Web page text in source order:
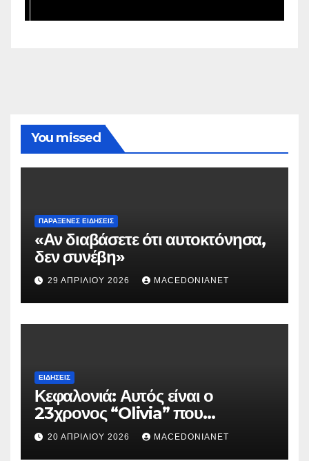
You missed
ΠΑΡΆΞΕΝΕΣ ΕΙΔΉΣΕΙΣ
«Αν διαβάσετε ότι αυτοκτόνησα,
δεν συνέβη»
29 ΑΠΡΙΛΊΟΥ 2026 MACEDONIANET
ΕΙΔΉΣΕΙΣ
Κεφαλονιά: Αυτός είναι ο
23χρονος “Olivia” που
κατηγορείται για τον θάνατο της
Μυρτούς
20 ΑΠΡΙΛΊΟΥ 2026 MACEDONIANET